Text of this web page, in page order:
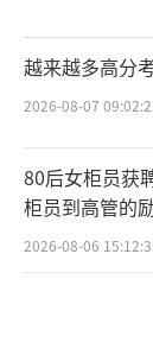
越来越多高分
2026-08-07
80后女柜员获
柜员到高管的
2026-08-06